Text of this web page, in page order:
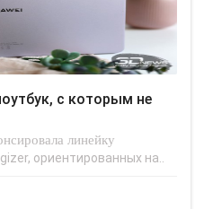
линейку
ориентированных на..